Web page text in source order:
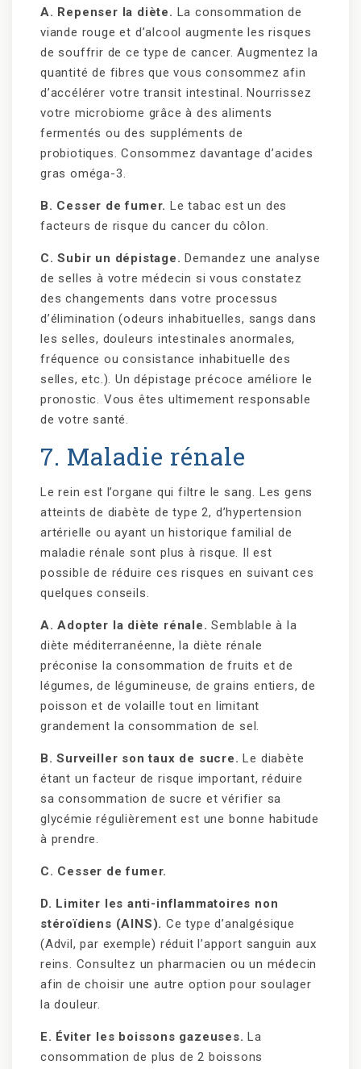
A. Repenser la diète. La consommation de
viande rouge et d’alcool augmente les risques
de souffrir de ce type de cancer. Augmentez la
quantité de fibres que vous consommez afin
d’accélérer votre transit intestinal. Nourrissez
votre microbiome grâce à des aliments
fermentés ou des suppléments de
probiotiques. Consommez davantage d’acides
gras oméga-3.
B. Cesser de fumer. Le tabac est un des
facteurs de risque du cancer du côlon.
C. Subir un dépistage. Demandez une analyse
de selles à votre médecin si vous constatez
des changements dans votre processus
d’élimination (odeurs inhabituelles, sangs dans
les selles, douleurs intestinales anormales,
fréquence ou consistance inhabituelle des
selles, etc.). Un dépistage précoce améliore le
pronostic. Vous êtes ultimement responsable
de votre santé.
7. Maladie rénale
Le rein est l’organe qui filtre le sang. Les gens
atteints de diabète de type 2, d’hypertension
artérielle ou ayant un historique familial de
maladie rénale sont plus à risque. Il est
possible de réduire ces risques en suivant ces
quelques conseils.
A. Adopter la diète rénale. Semblable à la
diète méditerranéenne, la diète rénale
préconise la consommation de fruits et de
légumes, de légumineuse, de grains entiers, de
poisson et de volaille tout en limitant
grandement la consommation de sel.
B. Surveiller son taux de sucre. Le diabète
étant un facteur de risque important, réduire
sa consommation de sucre et vérifier sa
glycémie régulièrement est une bonne habitude
à prendre.
C. Cesser de fumer.
D. Limiter les anti-inflammatoires non
stéroïdiens (AINS). Ce type d’analgésique
(Advil, par exemple) réduit l’apport sanguin aux
reins. Consultez un pharmacien ou un médecin
afin de choisir une autre option pour soulager
la douleur.
E. Éviter les boissons gazeuses. La
consommation de plus de 2 boissons